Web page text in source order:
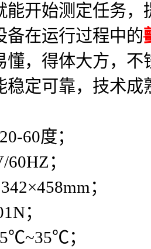
能开始测定任务
备在运行过程中的
懂，得体大方，
稳定可靠，技术成
60度；
；
；
；
；